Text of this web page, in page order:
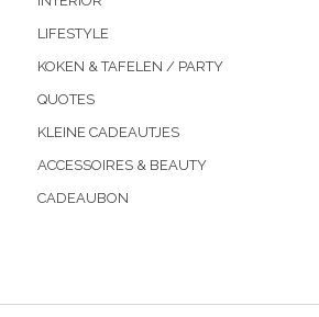
LIFESTYLE
KOKEN & TAFELEN / PARTY
QUOTES
KLEINE CADEAUTJES
ACCESSOIRES & BEAUTY
CADEAUBON